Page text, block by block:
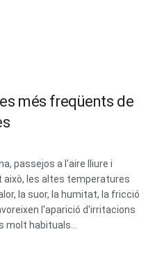
més freqüents de
passejos a l'aire lliure i
les altes temperatures
la suor, la humitat, la fricció
l'aparició d'irritacions
habituals...